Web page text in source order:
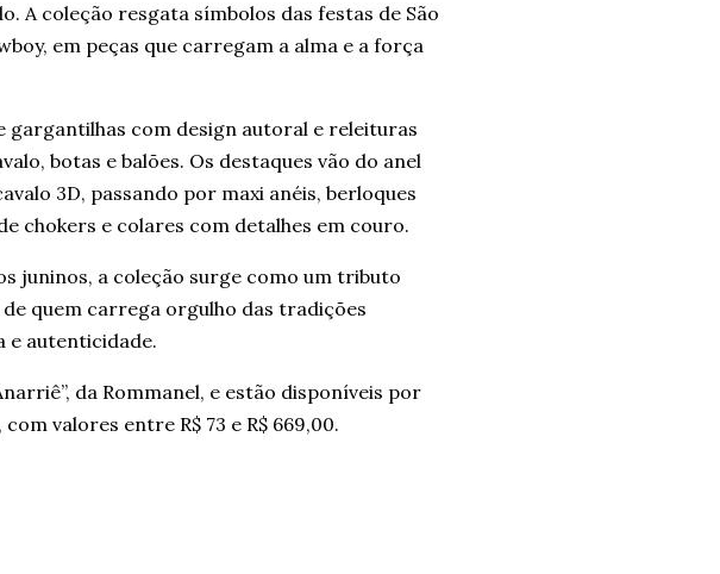
A coleção resgata símbolos das festas de São
em peças que carregam a alma e a força
gargantilhas com design autoral e releituras
botas e balões. Os destaques vão do anel
3D, passando por maxi anéis, berloques
chokers e colares com detalhes em couro.
juninos, a coleção surge como um tributo
quem carrega orgulho das tradições
e autenticidade.
da Rommanel, e estão disponíveis por
valores entre R$ 73 e R$ 669,00.